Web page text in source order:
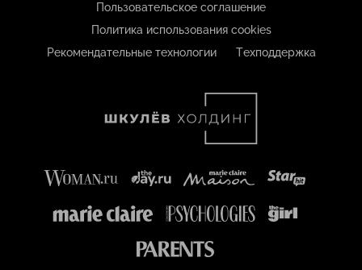
Пользовательское соглашение
Политика использования cookies
Рекомендательные технологии
Техподдержка